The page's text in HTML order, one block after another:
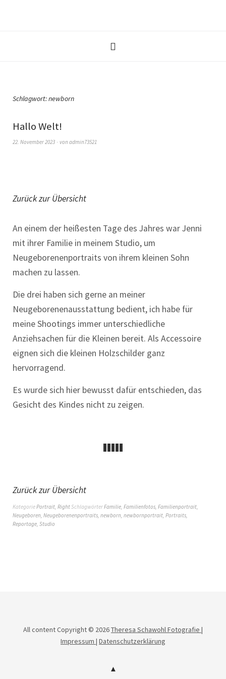
Schlagwort:newborn
Hallo Welt!
22. November 2023 von admin73521
Zurück zur Übersicht
An einem der heißesten Tage des Jahres war Jenni
mit ihrer Familie in meinem Studio, um
Neugeborenenportraits von ihrem kleinen Sohn
machen zu lassen.
Die drei haben sich gerne an meiner
Neugeborenenausstattung bedient, ich habe für
meine Shootings immer unterschiedliche
Anziehsachen für die Kleinen bereit. Als Accessoire
eignen sich die kleinen Holzschilder ganz
hervorragend.
Es wurde sich hier bewusst dafür entschieden, das
Gesicht des Kindes nicht zu zeigen.
Zurück zur Übersicht
KategoriePortrait, RightSchlagwörterFamilie, Familienfotos, Familienportrait,
Neugeboren, Neugeborenenportraits, newborn, newbornportrait, Portraits,
Reportage, Studio
All content Copyright © 2026Theresa Schawohl Fotografie |
Impressum | Datenschutzerklärung